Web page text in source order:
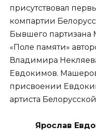
присутствовал
компартии
Бывшего партизана
«Поле памяти»
Владимира
Евдокимов.
присвоении
артиста
Ярослав